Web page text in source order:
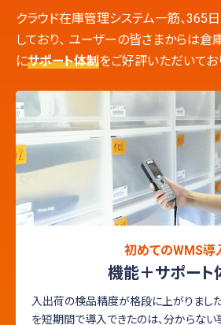
クラウド在庫管理システム一筋、365
しており、 ユーザーの皆さまからは倉
にサポート体制をご好評いただいてお
初めてのWMS導
機能＋サポート
入出荷の検品精度が格段に上がりました
を短期間で導入できたのは、分からな